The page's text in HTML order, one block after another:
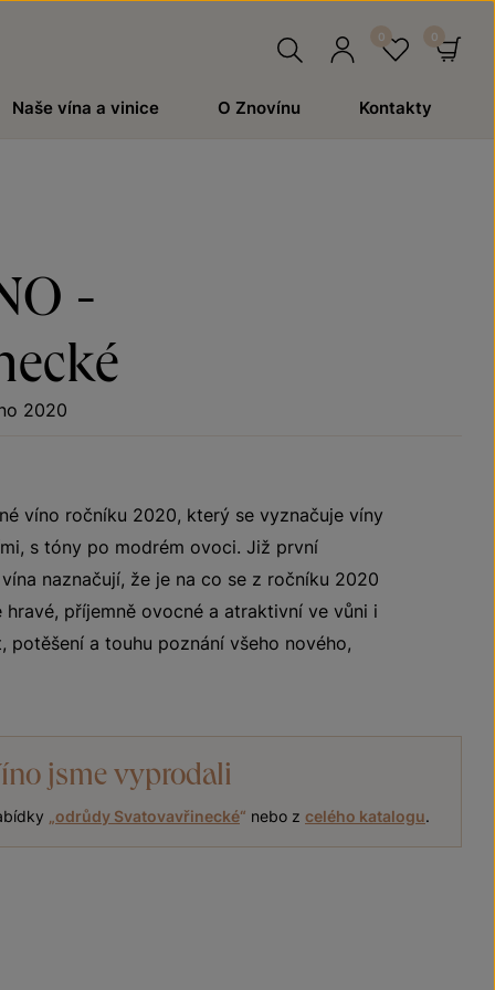
Naše vína a vinice O Znovínu Kontakty
-
2020
víno ročníku 2020, který se vyznačuje víny
s tóny po modrém ovoci. Již první
naznačují, že je na co se z ročníku 2020
příjemně ovocné a atraktivní ve vůni i
a touhu poznání všeho nového,
jsme vyprodali
odrůdy Svatovavřinecké“ nebo z celého katalogu.